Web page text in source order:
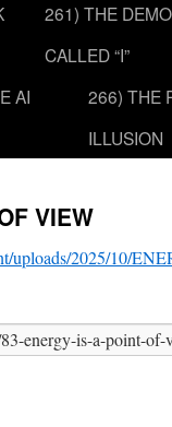
261) THE
CALLED “I”
AI
266) THE
ILLUSION
VIEW
uploads/2025/10/